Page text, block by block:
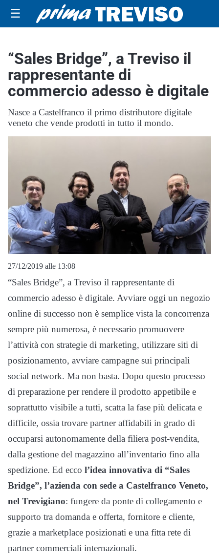
☰
“Sales Bridge”, a Treviso il
rappresentante di
commercio adesso è digitale
Nasce a Castelfranco il primo distributore digitale
veneto che vende prodotti in tutto il mondo.
27/12/2019 alle 13:08
“Sales Bridge”, a Treviso il rappresentante di
commercio adesso è digitale. Avviare oggi un negozio
online di successo non è semplice vista la concorrenza
sempre più numerosa, è necessario promuovere
l’attività con strategie di marketing, utilizzare siti di
posizionamento, avviare campagne sui principali
social network. Ma non basta. Dopo questo processo
di preparazione per rendere il prodotto appetibile e
soprattutto visibile a tutti, scatta la fase più delicata e
difficile, ossia trovare partner affidabili in grado di
occuparsi autonomamente della filiera post-vendita,
dalla gestione del magazzino all’inventario fino alla
spedizione. Ed ecco l’idea innovativa di “Sales
Bridge”, l’azienda con sede a Castelfranco Veneto,
nel Trevigiano: fungere da ponte di collegamento e
supporto tra domanda e offerta, fornitore e cliente,
grazie a marketplace posizionati e una fitta rete di
partner commerciali internazionali.